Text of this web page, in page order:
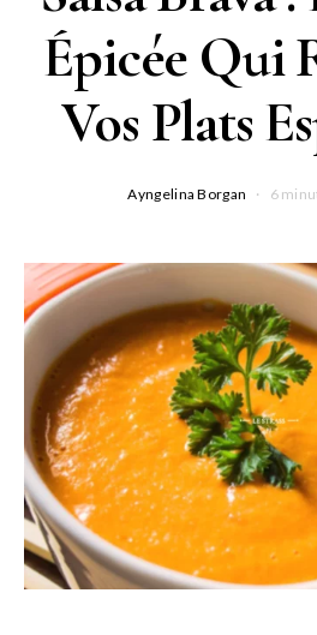
Épicée Qui
Vos Plats
Ayngelina Borgan 6